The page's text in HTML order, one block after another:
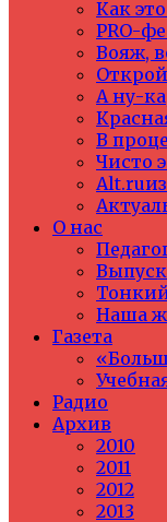
Как
PRO-
Вояж,
А ну-
В
Чисто
О нас
Наша
Газета
Радио
Архив
2010
2011
2012
2013